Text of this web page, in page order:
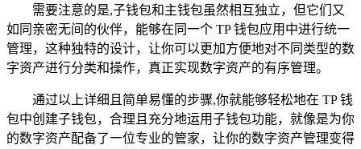
需要注意的是,子钱包和主钱包虽然相互独立，但它们又
如同亲密无间的伙伴，能够在同一个 TP 钱包应用中进行统一
管理，这种独特的设计，让你可以更加方便地对不同类型的数
字资产进行分类和操作，真正实现数字资产的有序管理。
通过以上详细且简单易懂的步骤,你就能够轻松地在 TP 钱
包中创建子钱包，合理且充分地运用子钱包功能，就像是为你
的数字资产配备了一位专业的管家，让你的数字资产管理变得